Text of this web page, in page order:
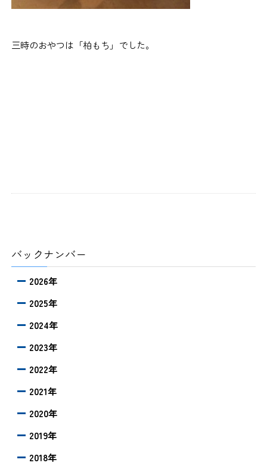
三時のおやつは「柏もち」でした。
バックナンバー
2026年
2025年
2024年
2023年
2022年
2021年
2020年
2019年
2018年